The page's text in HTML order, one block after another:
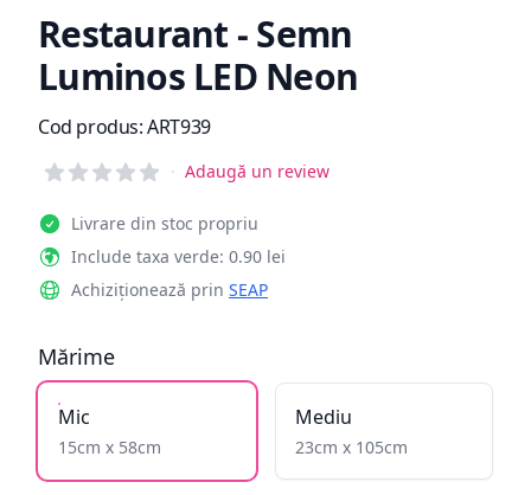
Restaurant - Semn
Luminos LED Neon
Informații de produs
Cod produs:ART939
Reviews
· Adaugă un review
Livrare din stoc propriu
Include taxa verde: 0.90 lei
Achiziționează prin SEAP
Mărime
Mic
15cm x 58cm
Mediu
23cm x 105cm